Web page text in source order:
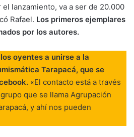
lanzamiento, va a ser de 20.000
Rafael. Los primeros ejemplares
por los autores.
oyentes a unirse a la
Tarapacá, que se
«El contacto está a través
que se llama Agrupación
y ahí nos pueden